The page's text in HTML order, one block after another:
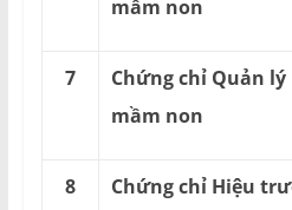
mầm non
7
Chứng chỉ Quản lý
mầm non
8
Chứng chỉ Hiệu